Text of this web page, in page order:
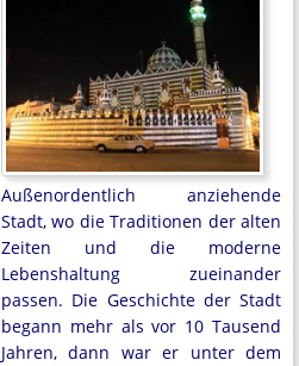
Außenordentlich anziehende
Stadt, wo die Traditionen der alten
Zeiten und die moderne
Lebenshaltung zueinander
passen. Die Geschichte der Stadt
begann mehr als vor 10 Tausend
Jahren, dann war er unter dem